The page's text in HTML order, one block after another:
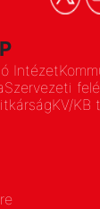
Intézet
Szervezeti
KV/KB